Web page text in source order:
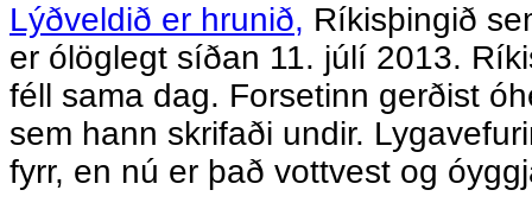
Lýðveldið er hrunið, Ríkisþingið
er ólöglegt síðan 11. júlí 2013.
féll sama dag. Forsetinn gerðist
sem hann skrifaði undir.
fyrr, en nú er það vottvest og